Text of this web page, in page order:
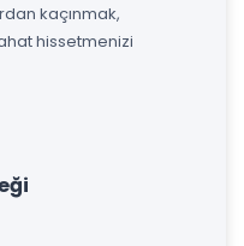
kaçınmak,
hissetmenizi